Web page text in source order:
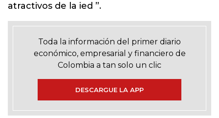
atractivos de la ied ”.
Toda la información del primer diario
económico, empresarial y financiero de
Colombia a tan solo un clic
DESCARGUE LA APP